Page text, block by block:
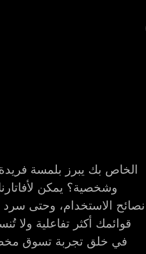
وشخصية؟ يمكن
نصائح الاستخدام، وحتى سرد
قوائمك أكثر تفاعلية ولا
في خلق تجربة تسوق